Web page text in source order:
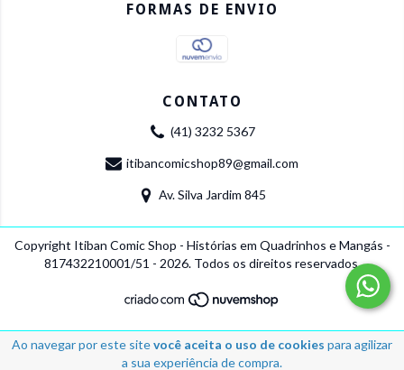
Ao navegar por este sitevocê aceita o uso de cookies para agilizar
a sua experiência de compra.
FORMAS DE ENVIO
CONTATO
(41) 3232 5367
itibancomicshop89@gmail.com
Av. Silva Jardim 845
Copyright Itiban Comic Shop - Histórias em Quadrinhos e Mangás -
817432210001/51 - 2026. Todos os direitos reservados.